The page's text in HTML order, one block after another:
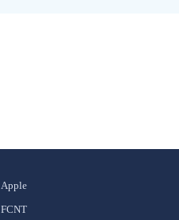
Apple
FCNT